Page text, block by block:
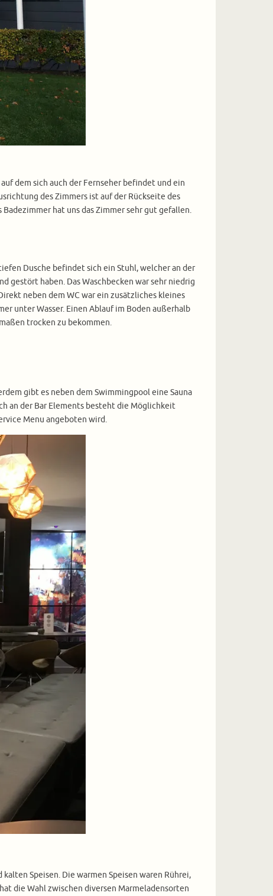
dem sich auch der Fernseher befindet und ein
des Zimmers ist auf der Rückseite des
hat uns das Zimmer sehr gut gefallen.
Dusche befindet sich ein Stuhl, welcher an der
gestört haben. Das Waschbecken war sehr niedrig
neben dem WC war ein zusätzliches kleines
unter Wasser. Einen Ablauf im Boden außerhalb
trocken zu bekommen.
gibt es neben dem Swimmingpool eine Sauna
an der Bar Elements besteht die Möglichkeit
Menu angeboten wird.
Speisen. Die warmen Speisen waren Rührei,
die Wahl zwischen diversen Marmeladensorten